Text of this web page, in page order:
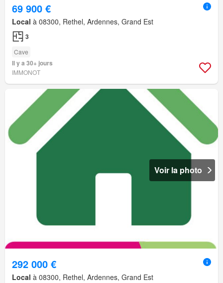
69 900 €
Local à 08300, Rethel, Ardennes, Grand Est
3
Cave
Il y a 30+ jours
IMMONOT
Voir la photo
292 000 €
Local à 08300, Rethel, Ardennes, Grand Est